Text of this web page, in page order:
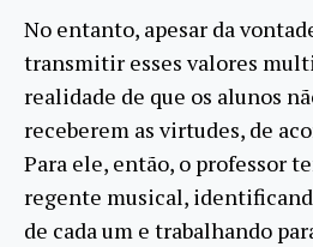
No entanto, apesar da
transmitir esses valores
realidade de que os alunos
receberem as virtudes, de
Para ele, então, o professor
regente musical,
de cada um e trabalhando